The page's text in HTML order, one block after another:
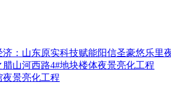
济：山东原实科技赋能阳信圣豪悠乐里
山河西路4#地块楼体夜景亮化工程
景亮化工程